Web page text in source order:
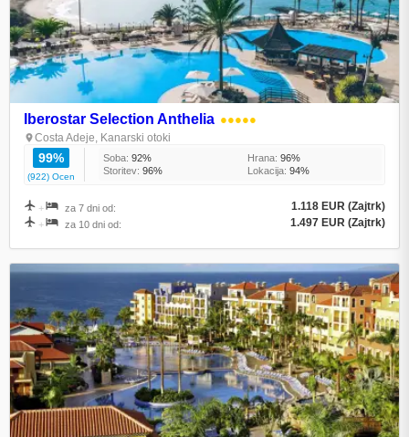
Iberostar Selection Anthelia ●●●●●
Costa Adeje, Kanarski otoki
99%
(922) Ocen
Soba: 92% Hrana: 96%
Storitev: 96% Lokacija: 94%
+ za 7 dni od: 1.118 EUR (Zajtrk)
+ za 10 dni od: 1.497 EUR (Zajtrk)